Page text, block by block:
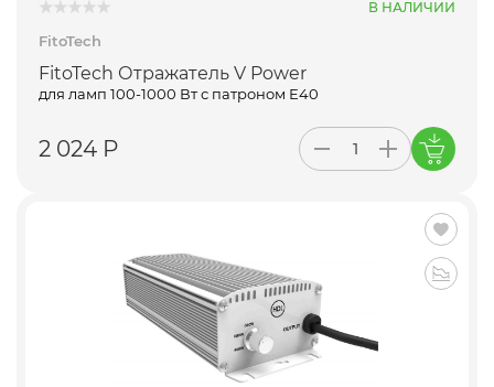
В НАЛИЧИИ
FitoTech
FitoTech Отражатель V Power
для ламп 100-1000 Вт с патроном Е40
2 024 Р